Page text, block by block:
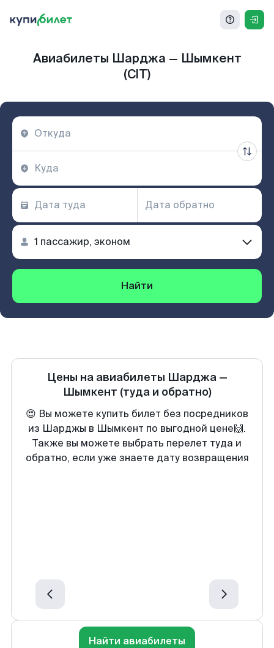
Авиабилеты Шарджа — Шымкент
(CIT)
Найти
Цены на авиабилеты Шарджа—
Шымкент (туда и обратно)
😍 Вы можете купить билет без посредников
из Шарджы в Шымкент по выгодной цене🙌.
Также вы можете выбрать перелет туда и
обратно, если уже знаете дату возвращения
Найти авиабилеты